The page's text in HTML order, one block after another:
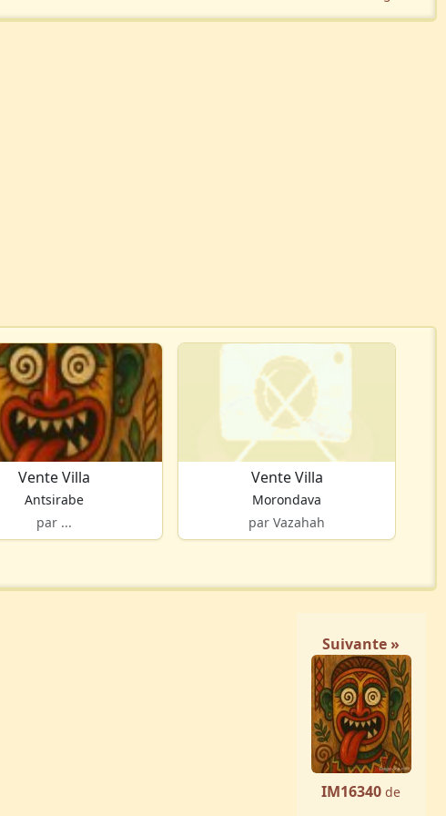
Vente Villa
Antsirabe
par ...
Vente Villa
Morondava
par Vazahah
Suivante »
IM16340 de